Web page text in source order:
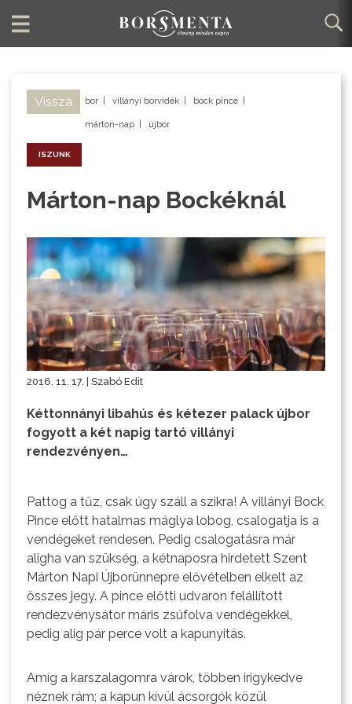
Vissza bor villányi borvidék bock pince
márton-nap újbor
ISZUNK
Márton-nap Bockéknál
2016. 11. 17. | Szabó Edit
Kéttonnányi libahús és kétezer palack újbor
fogyott a két napig tartó villányi
rendezvényen…
Pattog a tűz, csak úgy száll a szikra! A villányi Bock
Pince előtt hatalmas máglya lobog, csalogatja is a
vendégeket rendesen. Pedig csalogatásra már
aligha van szükség, a kétnaposra hirdetett Szent
Márton Napi Újborünnepre elővételben elkelt az
összes jegy. A pince előtti udvaron felállított
rendezvénysátor máris zsúfolva vendégekkel,
pedig alig pár perce volt a kapunyitás.
Amíg a karszalagomra várok, többen irigykedve
néznek rám; a kapun kívül ácsorgók közül